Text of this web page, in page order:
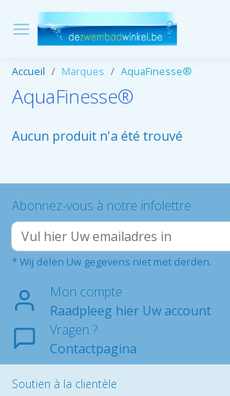
Accueil Marques AquaFinesse®
AquaFinesse®
Aucun produit n'a été trouvé
Abonnez-vous à notre infolettre
* Wij delen Uw gegevens niet met derden.
Mon compte
Raadpleeg hier Uw account
Vragen ?
Contactpagina
Soutien à la clientèle